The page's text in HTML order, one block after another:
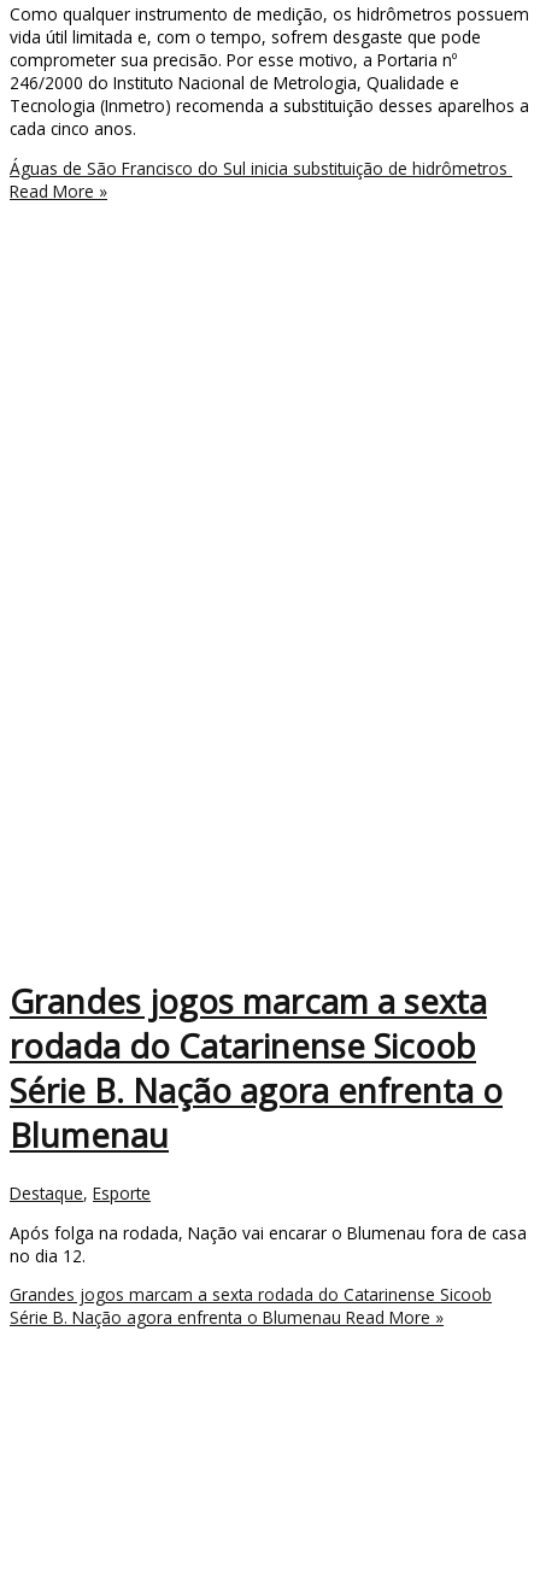
Como qualquer instrumento de medição, os hidrômetros possuem
vida útil limitada e, com o tempo, sofrem desgaste que pode
comprometer sua precisão. Por esse motivo, a Portaria nº
246/2000 do Instituto Nacional de Metrologia, Qualidade e
Tecnologia (Inmetro) recomenda a substituição desses aparelhos a
cada cinco anos.
Águas de São Francisco do Sul inicia substituição de hidrômetros
Read More »
Grandes jogos marcam a sexta
rodada do Catarinense Sicoob
Série B. Nação agora enfrenta o
Blumenau
Destaque, Esporte
Após folga na rodada, Nação vai encarar o Blumenau fora de casa
no dia 12.
Grandes jogos marcam a sexta rodada do Catarinense Sicoob
Série B. Nação agora enfrenta o Blumenau Read More »